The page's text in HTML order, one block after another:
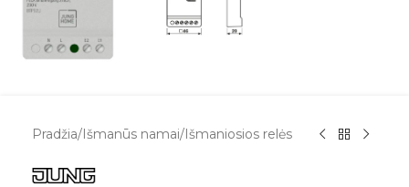
Pradžia/Išmanūs namai/Išmaniosios relės